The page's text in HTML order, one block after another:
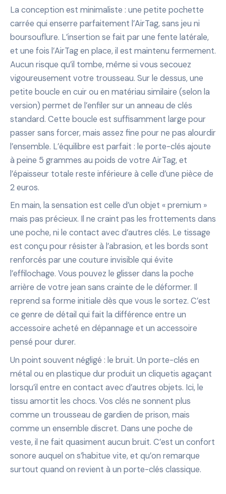
La conception est minimaliste : une petite pochette
carrée qui enserre parfaitement l’AirTag, sans jeu ni
boursouflure. L’insertion se fait par une fente latérale,
et une fois l’AirTag en place, il est maintenu fermement.
Aucun risque qu’il tombe, même si vous secouez
vigoureusement votre trousseau. Sur le dessus, une
petite boucle en cuir ou en matériau similaire (selon la
version) permet de l’enfiler sur un anneau de clés
standard. Cette boucle est suffisamment large pour
passer sans forcer, mais assez fine pour ne pas alourdir
l’ensemble. L’équilibre est parfait : le porte-clés ajoute
à peine 5 grammes au poids de votre AirTag, et
l’épaisseur totale reste inférieure à celle d’une pièce de
2 euros.
En main, la sensation est celle d’un objet « premium »
mais pas précieux. Il ne craint pas les frottements dans
une poche, ni le contact avec d’autres clés. Le tissage
est conçu pour résister à l’abrasion, et les bords sont
renforcés par une couture invisible qui évite
l’effilochage. Vous pouvez le glisser dans la poche
arrière de votre jean sans crainte de le déformer. Il
reprend sa forme initiale dès que vous le sortez. C’est
ce genre de détail qui fait la différence entre un
accessoire acheté en dépannage et un accessoire
pensé pour durer.
Un point souvent négligé : le bruit. Un porte-clés en
métal ou en plastique dur produit un cliquetis agaçant
lorsqu’il entre en contact avec d’autres objets. Ici, le
tissu amortit les chocs. Vos clés ne sonnent plus
comme un trousseau de gardien de prison, mais
comme un ensemble discret. Dans une poche de
veste, il ne fait quasiment aucun bruit. C’est un confort
sonore auquel on s’habitue vite, et qu’on remarque
surtout quand on revient à un porte-clés classique.